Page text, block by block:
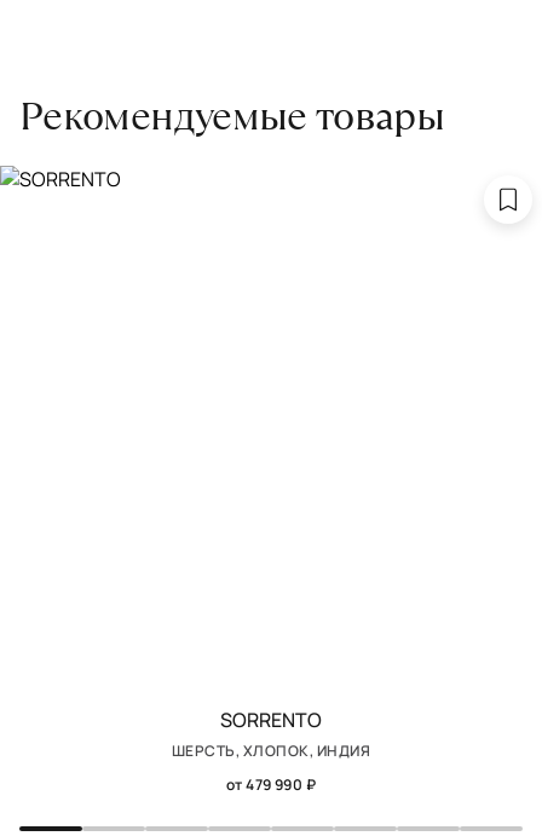
заборе ковра экспертом либо привозите его в салон.
Рекомендуемые товары
SORRENTO
ШЕРСТЬ, ХЛОПОК, ИНДИЯ
от 479 990 ₽